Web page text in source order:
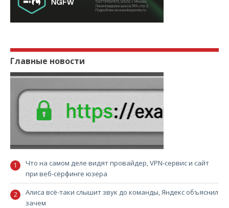
Главные новости
Что на самом деле видят провайдер, VPN-сервис и сайт
при веб-сёрфинге юзера
Алиса всё-таки слышит звук до команды, Яндекс объяснил
зачем